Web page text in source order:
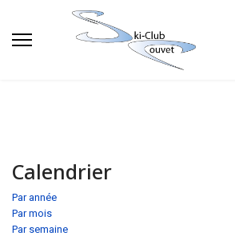
Calendrier
Par année
Par mois
Par semaine